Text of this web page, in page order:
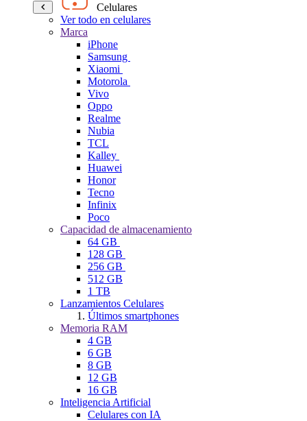
Celulares
Ver todo en celulares
Marca
iPhone
Samsung
Xiaomi
Motorola
Vivo
Oppo
Realme
Nubia
TCL
Kalley
Huawei
Honor
Tecno
Infinix
Poco
Capacidad de almacenamiento
64 GB
128 GB
256 GB
512 GB
1 TB
Lanzamientos Celulares
Últimos smartphones
Memoria RAM
4 GB
6 GB
8 GB
12 GB
16 GB
Inteligencia Artificial
Celulares con IA